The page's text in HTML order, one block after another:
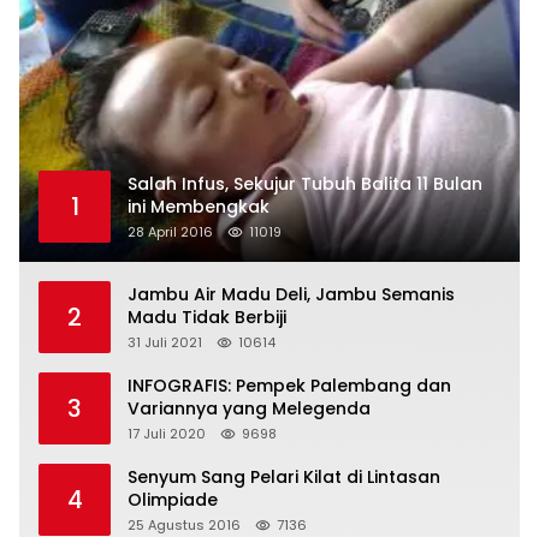
1
Salah Infus, Sekujur Tubuh Balita 11 Bulan
ini Membengkak
28 April 2016 11019
2
Jambu Air Madu Deli, Jambu Semanis
Madu Tidak Berbiji
31 Juli 2021 10614
3
INFOGRAFIS: Pempek Palembang dan
Variannya yang Melegenda
17 Juli 2020 9698
4
Senyum Sang Pelari Kilat di Lintasan
Olimpiade
25 Agustus 2016 7136